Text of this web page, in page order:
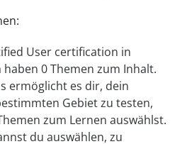
User certification in
haben 0 Themen zum Inhalt.
ermöglicht es dir, dein
Gebiet zu testen,
zum Lernen auswählst.
du auswählen, zu